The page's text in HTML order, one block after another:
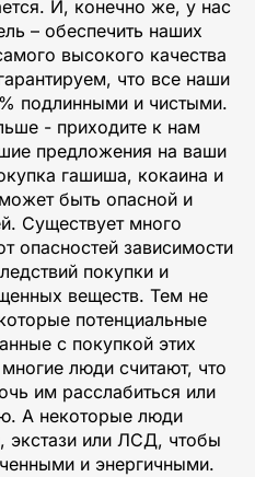
И, конечно же, у нас
– обеспечить наших
высокого качества
что все наши
подлинными и чистыми.
- приходите к нам
предложения на ваши
гашиша, кокаина и
быть опасной и
Существует много
опасностей зависимости
покупки и
веществ. Тем не
потенциальные
с покупкой этих
люди считают, что
им расслабиться или
А некоторые люди
экстази или ЛСД, чтобы
и энергичными.